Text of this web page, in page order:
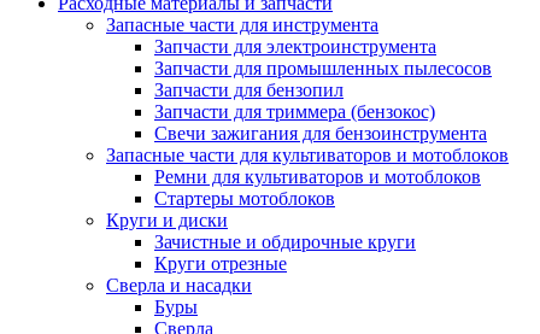
Запасные части для инструмента
Запчасти для электроинструмента
Запчасти для промышленных пылесосов
Запчасти для бензопил
Запчасти для триммера (бензокос)
Свечи зажигания для бензоинструмента
Запасные части для культиваторов и мотоблоков
Ремни для культиваторов и мотоблоков
Стартеры мотоблоков
Круги и диски
Зачистные и обдирочные круги
Круги отрезные
Сверла и насадки
Буры
Сверла